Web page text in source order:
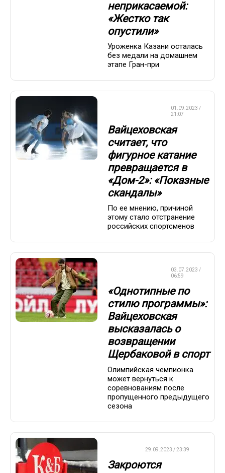
неприкасаемой:
«Жестко так
опустили»
Уроженка Казани осталась
без медали на домашнем
этапе Гран-при
01.09.2023 /
21:07
Вайцеховская
считает, что
фигурное катание
превращается в
«Дом-2»: «Показные
скандалы»
По ее мнению, причиной
этому стало отстранение
российских спортсменов
03.07.2023 /
06:59
«Однотипные по
стилю программы»:
Вайцеховская
высказалась о
возвращении
Щербаковой в спорт
Олимпийская чемпионка
может вернуться к
соревнованиям после
пропущенного предыдущего
сезона
29.09.2023 / 23:39
Закроются